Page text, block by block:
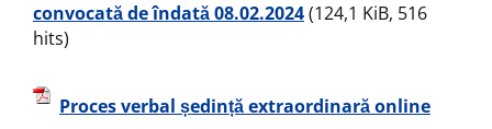
convocată de îndată 08.02.2024(124,1 KiB, 516
hits)
Proces verbal ședință extraordinară online